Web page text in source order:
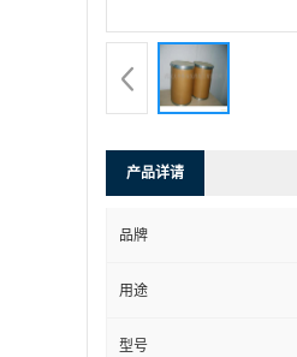
产品详请
品牌
用途
型号